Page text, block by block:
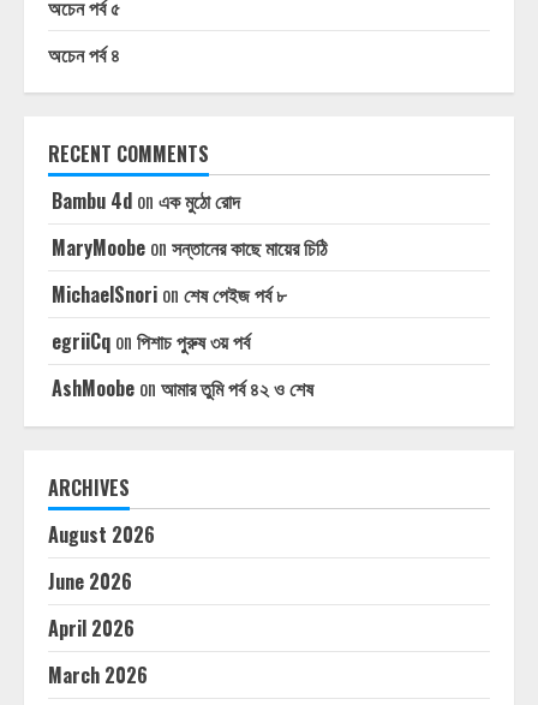
অচেন পর্ব ৫
অচেন পর্ব ৪
RECENT COMMENTS
Bambu 4d on এক মুঠো রোদ
MaryMoobe on সন্তানের কাছে মায়ের চিঠি
MichaelSnori on শেষ পেইজ পর্ব ৮
egriiCq on পিশাচ পুরুষ ৩য় পর্ব
AshMoobe on আমার তুমি পর্ব ৪২ ও শেষ
ARCHIVES
August 2026
June 2026
April 2026
March 2026